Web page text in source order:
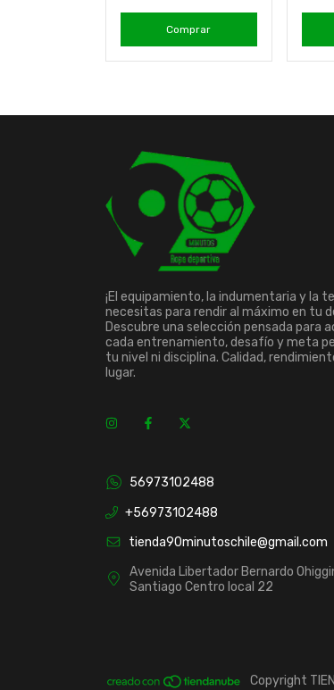
Comprar
¡El equipamiento, la indumentaria y la
necesitas para rendir al máximo en tu
Descubre una selección pensada para
cada entrenamiento, desafío y meta
tu nivel ni disciplina. Calidad,
lugar.
56973102488
+56973102488
tienda90minutoschile@gmail.com
Avenida Libertador Bernardo
Santiago Centro local 22
Copyright